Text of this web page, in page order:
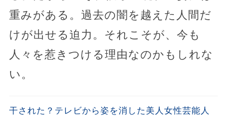
重みがある。過去の闇を越えた人間だ
けが出せる迫力。それこそが、今も
人々を惹きつける理由なのかもしれな
い。
干された？テレビから姿を消した美人女性芸能人